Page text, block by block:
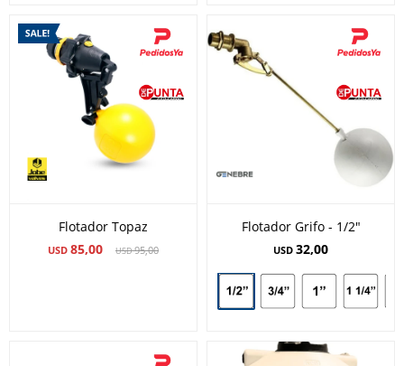
Flotador Topaz
USD 85,00 USD95,00
Flotador Grifo - 1/2"
USD 32,00